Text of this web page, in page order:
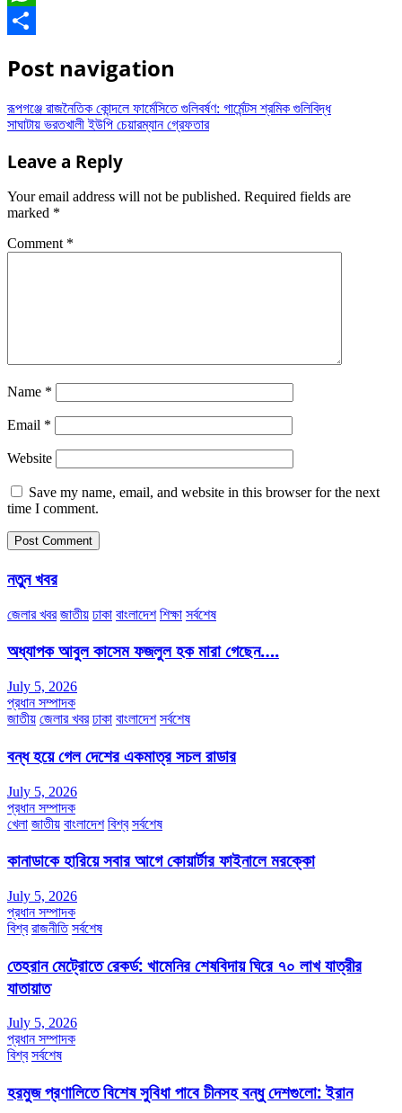
WhatsApp
Post navigation
রূপগঞ্জে রাজনৈতিক কোন্দলে ফার্মেসিতে গুলিবর্ষণ: গার্মেন্টস শ্রমিক গুলিবিদ্ধ
সাঘাটায় ভরতখালী ইউপি চেয়ারম্যান গ্রেফতার
Leave a Reply
Your email address will not be published. Required fields are
marked *
Comment *
Name *
Email *
Website
Save my name, email, and website in this browser for the next
time I comment.
নতুন খবর
জেলার খবর জাতীয় ঢাকা বাংলাদেশ শিক্ষা সর্বশেষ
অধ্যাপক আবুল কাসেম ফজলুল হক মারা গেছেন….
July 5, 2026
প্রধান সম্পাদক
জাতীয় জেলার খবর ঢাকা বাংলাদেশ সর্বশেষ
বন্ধ হয়ে গেল দেশের একমাত্র সচল রাডার
July 5, 2026
প্রধান সম্পাদক
খেলা জাতীয় বাংলাদেশ বিশ্ব সর্বশেষ
কানাডাকে হারিয়ে সবার আগে কোয়ার্টার ফাইনালে মরক্কো
July 5, 2026
প্রধান সম্পাদক
বিশ্ব রাজনীতি সর্বশেষ
তেহরান মেট্রোতে রেকর্ড: খামেনির শেষবিদায় ঘিরে ৭০ লাখ যাত্রীর
যাতায়াত
July 5, 2026
প্রধান সম্পাদক
বিশ্ব সর্বশেষ
হরমুজ প্রণালিতে বিশেষ সুবিধা পাবে চীনসহ বন্ধু দেশগুলো: ইরান